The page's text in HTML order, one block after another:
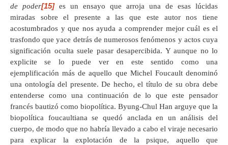
de poder[15]es un ensayo que arroja una de esas lúcidas
miradas sobre el presente a las que este autor nos tiene
acostumbrados y que nos ayuda a comprender mejor cuál es el
trasfondo que yace detrás de numerosos fenómenos y actos cuya
significación oculta suele pasar desapercibida. Y aunque no lo
explicite se lo puede ver en este sentido como una
ejemplificación más de aquello que Michel Foucault denominó
una ontología del presente. De hecho, el título de su obra debe
entenderse como una continuación de lo que este pensador
francés bautizó como biopolítica. Byung-Chul Han arguye que la
biopolítica foucaultiana se quedó anclada en un análisis del
cuerpo, de modo que no habría llevado a cabo el viraje necesario
para explicar la explotación de la psique, aquello que